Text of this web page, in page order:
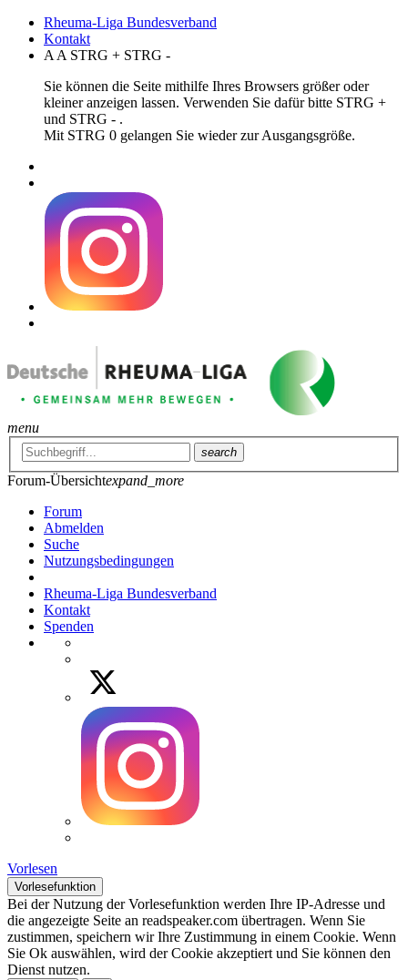
Rheuma-Liga Bundesverband
Kontakt
A A STRG + STRG -
Sie können die Seite mithilfe Ihres Browsers größer oder
kleiner anzeigen lassen. Verwenden Sie dafür bitte STRG +
und STRG - .
Mit STRG 0 gelangen Sie wieder zur Ausgangsgröße.
menu
search
Forum-Übersichtexpand_more
Forum
Abmelden
Suche
Nutzungsbedingungen
Rheuma-Liga Bundesverband
Kontakt
Spenden
Vorlesen
Vorlesefunktion
Bei der Nutzung der Vorlesefunktion werden Ihre IP-Adresse und
die angezeigte Seite an readspeaker.com übertragen. Wenn Sie
zustimmen, speichern wir Ihre Zustimmung in einem Cookie. Wenn
Sie Ok auswählen, wird der Cookie akzeptiert und Sie können den
Dienst nutzen.